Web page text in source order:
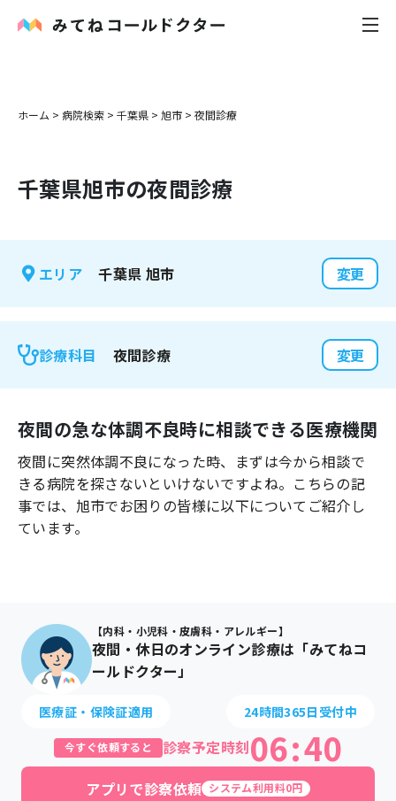
内科
花粉症
感染症
よくあるご質問
ホーム > 病院検索 > 千葉県 > 旭市 > 夜間診療
千葉県旭市の夜間診療
エリア 千葉県 旭市 変更
診療科目 夜間診療 変更
夜間の急な体調不良時に相談できる医療機関
夜間に突然体調不良になった時、まずは今から相談で
きる病院を探さないといけないですよね。こちらの記
事では、 旭市でお困りの皆様に以下についてご紹介し
ています。
【内科・小児科・皮膚科・アレルギー】
夜間・休日のオンライン診療は「みてねコ
ールドクター」
医療証・保険証適用 24時間365日受付中
今すぐ依頼すると 診察予定時刻06:40
アプリで診察依頼 システム利用料0円